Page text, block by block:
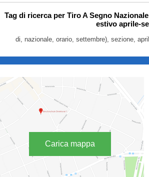
Tag di ricerca per Tiro A Segno
estivo aprile-
di, nazionale, orario, settembre), sezione,
Carica mappa